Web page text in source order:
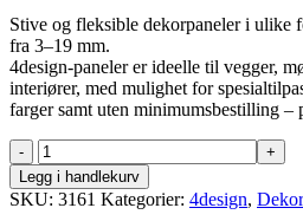
Stive og fleksible dekorpaneler i ulike
fra 3–19 mm.
4design-paneler er ideelle til vegger,
interiører, med mulighet for
farger samt uten minimumsbestilling –
S11P37
antall
Legg i handlekurv
SKU: 3161 Kategorier: 4design,